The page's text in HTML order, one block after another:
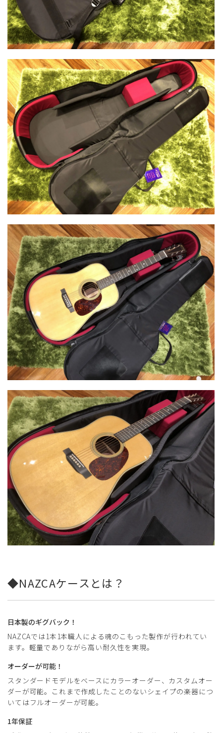
◆NAZCAケースとは？
日本製のギグバック！
NAZCAでは1本1本職人による魂のこもった製作が行われてい
ます。軽量でありながら高い耐久性を実現。
オーダーが可能！
スタンダードモデルをベースにカラーオーダー、カスタムオー
ダーが可能。これまで作成したことのないシェイプの楽器につ
いてはフルオーダーが可能​。
1年保証